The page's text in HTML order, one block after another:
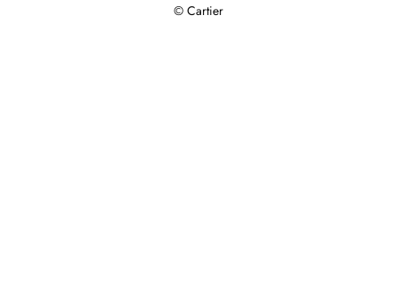
© Cartier